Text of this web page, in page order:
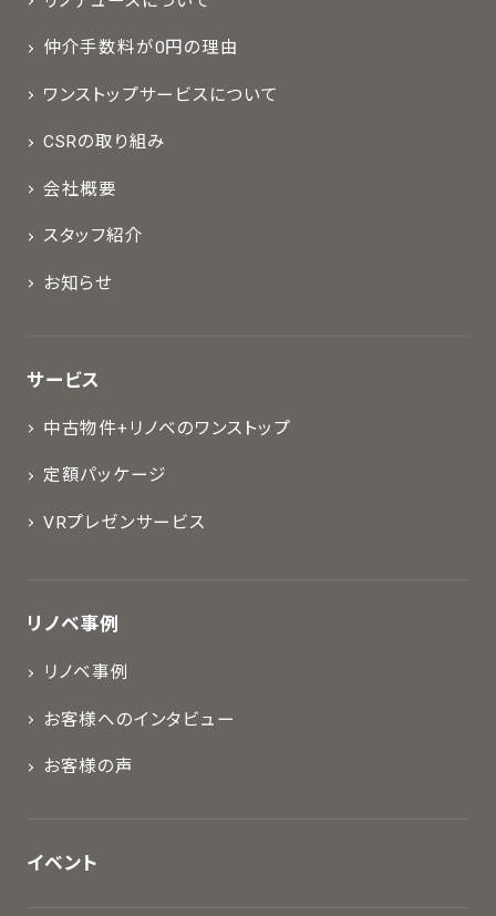
仲介手数料が0円の理由
ワンストップサービスについて
CSRの取り組み
会社概要
スタッフ紹介
お知らせ
サービス
中古物件+リノベのワンストップ
定額パッケージ
VRプレゼンサービス
リノベ事例
リノベ事例
お客様へのインタビュー
お客様の声
イベント